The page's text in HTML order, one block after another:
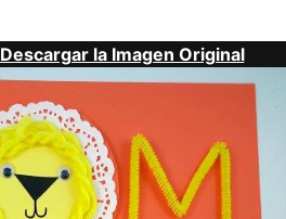
Descargar la Imagen Original